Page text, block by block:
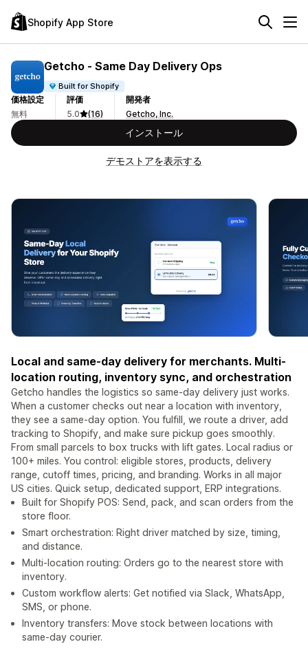
Shopify App Store
Getcho ‑ Same Day Delivery Ops
Built for Shopify
価格設定
無料
評価
5.0
(16)
開発者
Getcho, Inc.
インストール
デモストアを表示する
Local and same-day delivery for merchants. Multi-
location routing, inventory sync, and orchestration
Getcho handles the logistics so same-day delivery just works.
When a customer checks out near a location with inventory,
they see a same-day option. You fulfill, we route a driver, add
tracking to Shopify, and make sure pickup goes smoothly.
From small parcels to box trucks with lift gates. Local radius or
100+ miles. You control: eligible stores, products, delivery
range, cutoff times, pricing, and branding. Works in all major
US cities. Quick setup, dedicated support, ERP integrations.
Built for Shopify POS: Send, pack, and scan orders from the
store floor.
Smart orchestration: Right driver matched by size, timing,
and distance.
Multi-location routing: Orders go to the nearest store with
inventory.
Custom workflow alerts: Get notified via Slack, WhatsApp,
SMS, or phone.
Inventory transfers: Move stock between locations with
same-day courier.